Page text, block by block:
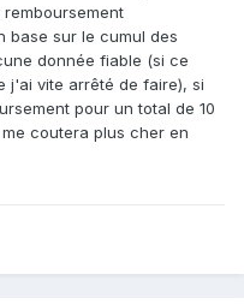
base sur le cumul des
donnée fiable (si ce
j'ai vite arrêté de faire), si
pour un total de 10
coutera plus cher en